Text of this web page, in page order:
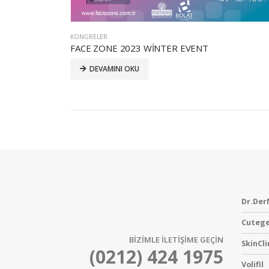
KONGRELER
FACE ZONE 2023 WİNTER EVENT
DEVAMINI OKU
BİZİMLE İLETİŞİME GEÇİN
(0212) 424 1975 Volifil